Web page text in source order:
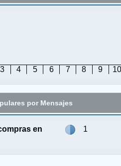
3 4 5 6 7 8 9 10
por Mensajes
en
1